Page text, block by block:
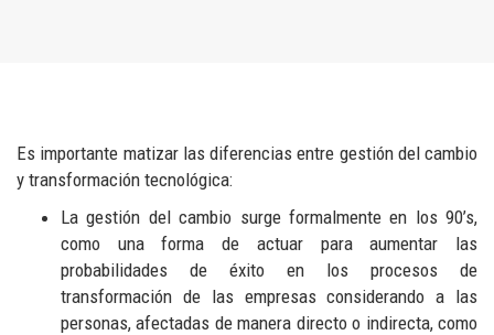
Es importante matizar las diferencias entre gestión del cambio
y transformación tecnológica:
La gestión del cambio surge formalmente en los 90’s,
como una forma de actuar para aumentar las
probabilidades de éxito en los procesos de
transformación de las empresas considerando a las
personas, afectadas de manera directo o indirecta, como